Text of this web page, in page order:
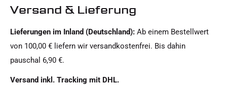
Motiv:
Motorradmarke:
Versand & Lieferung
Lieferungen im Inland (Deutschland): Ab einem Bestellwert
von 100,00 € liefern wir versandkostenfrei. Bis dahin
pauschal 6,90 €.
Versand inkl. Tracking mit DHL.